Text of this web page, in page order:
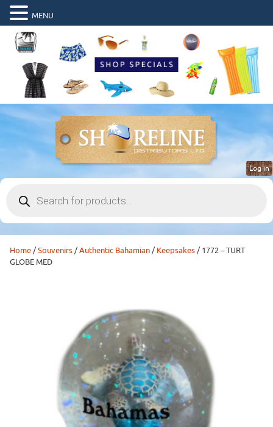
search
Log in
Home/Souvenirs/Authentic Bahamian/ Keepsakes/ 1772 – TURT
GLOBE MED
MENU